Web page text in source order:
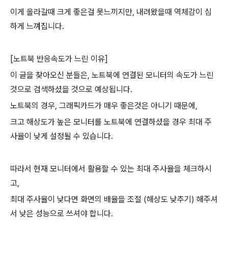
이게 올라갈때 크게 좋은걸 못느끼지만, 내려왔을때 역체감이 심
하게 느껴집니다.
[노트북 반응속도가 느린 이유]
이 글을 찾아오신 분들은, 노트북에 연결된 모니터의 속도가 느린
것으로 검색하셨을 것으로 예상됩니다.
노트북의 경우, 그래픽카드가 매우 좋은것은 아니기 때문에,
크고 해상도가 높은 모니터를 노트북에 연결하셨을 경우 최대 주
사율이 낮게 설정될 수 있습니다.
따라서 현재 모니터에서 활용할 수 있는 최대 주사율을 체크하시
고,
최대 주사율이 낮다면 화면의 배율을 조절 (해상도 낮추기) 해주셔
서 낮은 성능으로 쓰셔야 합니다.